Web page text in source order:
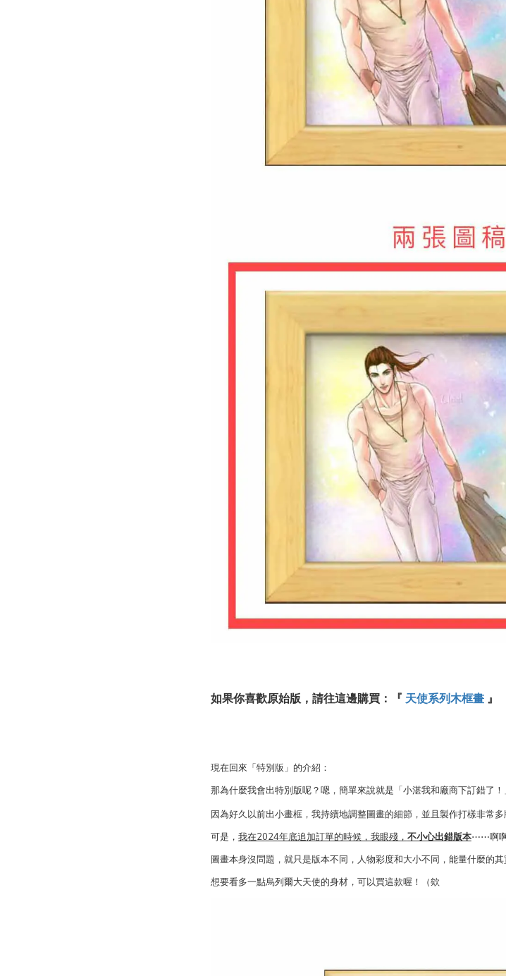
如果你喜歡原始版，請往這邊購買：『 天使系列木框畫』
現在回來「特別版」的介紹：
那為什麼我會出特別版呢？嗯，簡單來說就是「小湛我和廠商下訂錯了！
因為好久以前出小畫框，我持續地調整圖畫的細節，並且製作打樣非常
可是， 我在2024年底追加訂單的時候，我眼殘， 不小心出錯版本⋯⋯啊啊
圖畫本身沒問題，就只是版本不同，人物彩度和大小不同，能量什麼的
想要看多一點烏列爾大天使的身材，可以買這款喔！（欸